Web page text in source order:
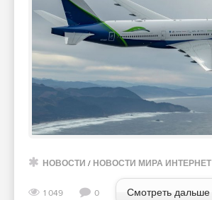
НОВОСТИ / НОВОСТИ МИРА ИНТЕРНЕТ
1 049 0 Смотреть дальше